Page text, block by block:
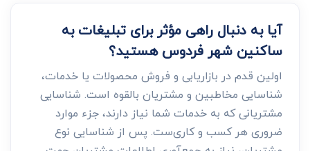
آیا به دنبال راهی مؤثر برای تبلیغات به
ساکنین شهر فردوس هستید؟
اولین قدم در بازاریابی و فروش محصولات یا خدمات،
شناسایی مخاطبین و مشتریان بالقوه است. شناسایی
مشتریانی که به خدمات شما نیاز دارند، جزء موارد
ضروری هر کسب و کاری‌ست. پس از شناسایی نوع